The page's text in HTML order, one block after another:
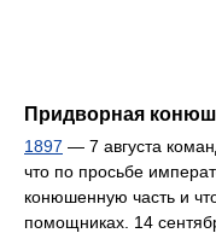
Придворная
1897 — 7 августа
что по просьбе
конюшенную часть и
помощниках. 14